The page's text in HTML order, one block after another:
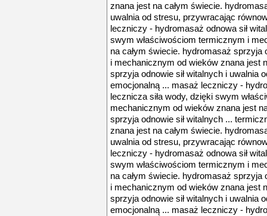
znana jest na całym świecie.
uwalnia od stresu, przywracając
leczniczy - hydromasaż odnowa sił
swym właściwościom termicznym i
na całym świecie. hydromasaż sprzyja
i mechanicznym od wieków znana jest
sprzyja odnowie sił witalnych i uwalnia
emocjonalną ... masaż leczniczy -
lecznicza siła wody, dzięki swym
mechanicznym od wieków znana jest
sprzyja odnowie sił witalnych ...
znana jest na całym świecie.
uwalnia od stresu, przywracając
leczniczy - hydromasaż odnowa sił
swym właściwościom termicznym i
na całym świecie. hydromasaż sprzyja
i mechanicznym od wieków znana jest
sprzyja odnowie sił witalnych i uwalnia
emocjonalną ... masaż leczniczy -